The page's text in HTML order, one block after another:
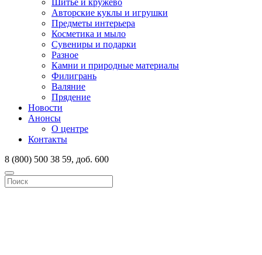
Шитье и кружево
Авторские куклы и игрушки
Предметы интерьера
Косметика и мыло
Сувениры и подарки
Разное
Камни и природные материалы
Филигрань
Валяние
Прядение
Новости
Анонсы
О центре
Контакты
8 (800) 500 38 59, доб. 600